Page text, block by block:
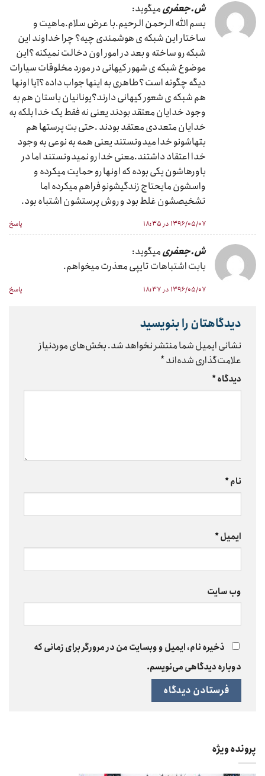
ش.جعفریمیگوید:
بسم الله الرحمن الرحیم.با عرض سلام.ماهیت و
ساختار این شبکه ی هوشمندی چیه؟ چرا خداوند این
شبکه رو ساخته و بعد در امور اون دخالت نمیکنه ؟این
موضوع شبکه ی شهور کیهانی در مورد مخلوقات سیارات
دیگه چگونه است ؟طاهری به اینها جواب داده ؟آیا اونها
هم شبکه ی شعور کیهانی دارند؟یونانیان باستان هم به
وجود خدایان معتقد بودند یعنی نه فقط یک خدا بلکه به
خدایان متعددی معتقد بودند .حتی بت پرستها هم
بتهاشونو خدا میدونستند یعنی همه به نوعی به وجود
خدا اعتقاد داشتند.معنی خدا رو نمیدونستند اما در
باورهاشون یکی بوده که اونها رو حمایت میکرده و
واسشون مایحتاج زندگیشونو فراهم میکرده اما
تشخیصشون غلط بود و روش پرستشون اشتباه بود.
۱۳۹۶/۰۵/۰۷ در ۱۸:۳۵ پاسخ
ش.جعفریمیگوید:
بابت اشتباهات تایپی معذرت میخواهم.
۱۳۹۶/۰۵/۰۷ در ۱۸:۳۷ پاسخ
دیدگاهتان را بنویسید
نشانی ایمیل شما منتشر نخواهد شد.بخش‌های موردنیاز
علامت‌گذاری شده‌اند*
دیدگاه*
نام*
ایمیل*
وب‌ سایت
ذخیره نام، ایمیل و وبسایت من در مرورگر برای زمانی که
دوباره دیدگاهی می‌نویسم.
پرونده ویژه